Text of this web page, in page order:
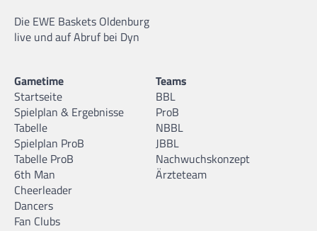
Die EWE Baskets Oldenburg
live und auf Abruf bei Dyn
Gametime
Startseite
Spielplan & Ergebnisse
Tabelle
Spielplan ProB
Tabelle ProB
6th Man
Cheerleader
Dancers
Fan Clubs
Teams
BBL
ProB
NBBL
JBBL
Nachwuchskonzept
Ärzteteam